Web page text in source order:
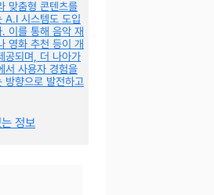
맞춤형 콘텐츠를
A.I 시스템도 도입
이를 통해 음악 재
영화 추천 등이 개
공되며, 더 나아가
서 사용자 경험을
방향으로 발전하고
정보